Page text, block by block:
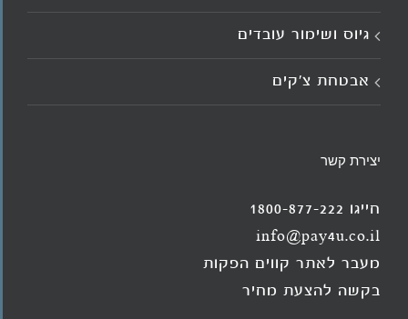
גיוס ושימור עובדים
אבטחת צ'קים
יצירת קשר
חייגו 1800-877-222
info@pay4u.co.il
מעבר לאתר קווים הפקות
בקשה להצעת מחיר